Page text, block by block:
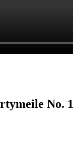
No. 1